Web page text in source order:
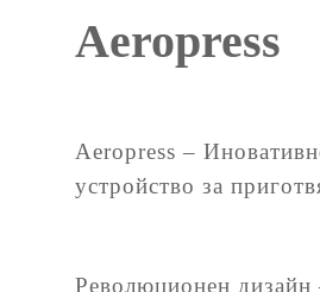
Aeropress
Aeropress –
устройство за
Революционен дизайн